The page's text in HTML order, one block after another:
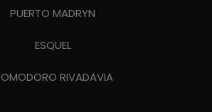
PUERTO MADRYN
ESQUEL
RIVADAVIA